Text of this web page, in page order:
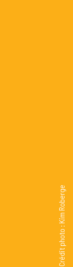
Crédit photo : Kim Roberge